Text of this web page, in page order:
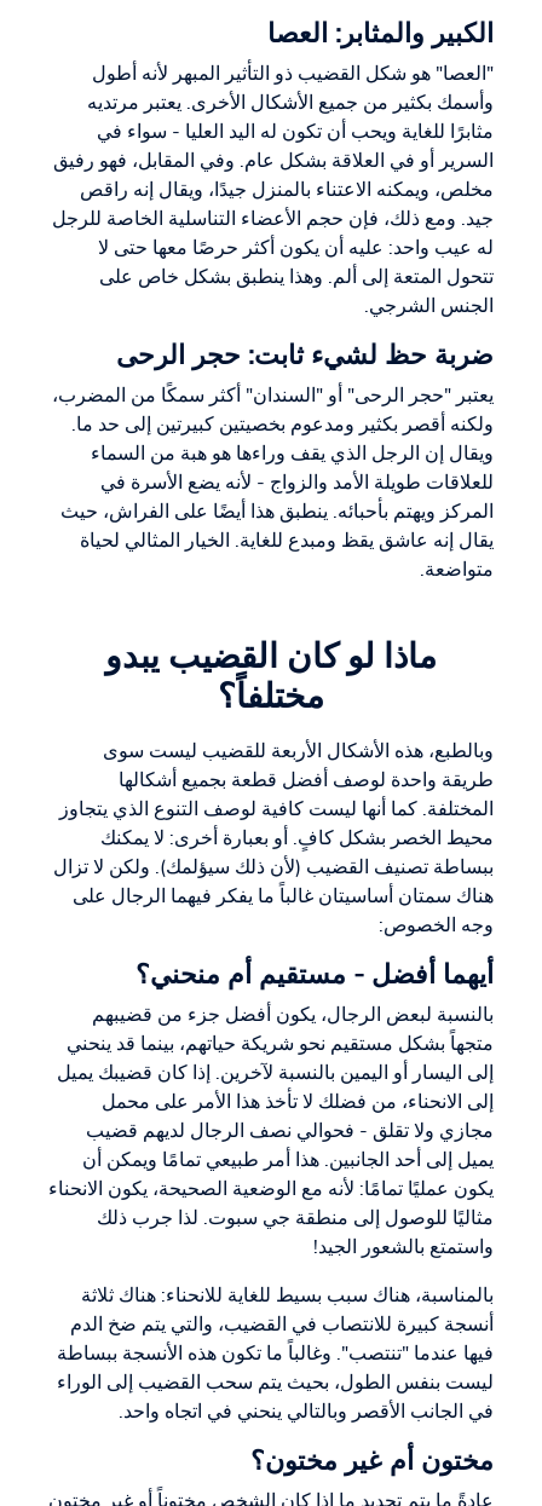
الكبير والمثابر: العصا
"العصا" هو شكل القضيب ذو التأثير المبهر لأنه أطول
وأسمك بكثير من جميع الأشكال الأخرى. يعتبر مرتديه
مثابرًا للغاية ويحب أن تكون له اليد العليا - سواء في
السرير أو في العلاقة بشكل عام. وفي المقابل، فهو رفيق
مخلص، ويمكنه الاعتناء بالمنزل جيدًا، ويقال إنه راقص
جيد. ومع ذلك، فإن حجم الأعضاء التناسلية الخاصة للرجل
له عيب واحد: عليه أن يكون أكثر حرصًا معها حتى لا
تتحول المتعة إلى ألم. وهذا ينطبق بشكل خاص على
الجنس الشرجي.
ضربة حظ لشيء ثابت: حجر الرحى
يعتبر "حجر الرحى" أو "السندان" أكثر سمكًا من المضرب،
ولكنه أقصر بكثير ومدعوم بخصيتين كبيرتين إلى حد ما.
ويقال إن الرجل الذي يقف وراءها هو هبة من السماء
للعلاقات طويلة الأمد والزواج - لأنه يضع الأسرة في
المركز ويهتم بأحبائه. ينطبق هذا أيضًا على الفراش، حيث
يقال إنه عاشق يقظ ومبدع للغاية. الخيار المثالي لحياة
متواضعة.
ماذا لو كان القضيب يبدو
مختلفاً؟
وبالطبع، هذه الأشكال الأربعة للقضيب ليست سوى
طريقة واحدة لوصف أفضل قطعة بجميع أشكالها
المختلفة. كما أنها ليست كافية لوصف التنوع الذي يتجاوز
محيط الخصر بشكل كافٍ. أو بعبارة أخرى: لا يمكنك
ببساطة تصنيف القضيب (لأن ذلك سيؤلمك). ولكن لا تزال
هناك سمتان أساسيتان غالباً ما يفكر فيهما الرجال على
وجه الخصوص:
أيهما أفضل - مستقيم أم منحني؟
بالنسبة لبعض الرجال، يكون أفضل جزء من قضيبهم
متجهاً بشكل مستقيم نحو شريكة حياتهم، بينما قد ينحني
إلى اليسار أو اليمين بالنسبة لآخرين. إذا كان قضيبك يميل
إلى الانحناء، من فضلك لا تأخذ هذا الأمر على محمل
مجازي ولا تقلق - فحوالي نصف الرجال لديهم قضيب
يميل إلى أحد الجانبين. هذا أمر طبيعي تمامًا ويمكن أن
يكون عمليًا تمامًا: لأنه مع الوضعية الصحيحة، يكون الانحناء
مثاليًا للوصول إلى منطقة جي سبوت. لذا جرب ذلك
واستمتع بالشعور الجيد!
بالمناسبة، هناك سبب بسيط للغاية للانحناء: هناك ثلاثة
أنسجة كبيرة للانتصاب في القضيب، والتي يتم ضخ الدم
فيها عندما "تنتصب". وغالباً ما تكون هذه الأنسجة ببساطة
ليست بنفس الطول، بحيث يتم سحب القضيب إلى الوراء
في الجانب الأقصر وبالتالي ينحني في اتجاه واحد.
مختون أم غير مختون؟